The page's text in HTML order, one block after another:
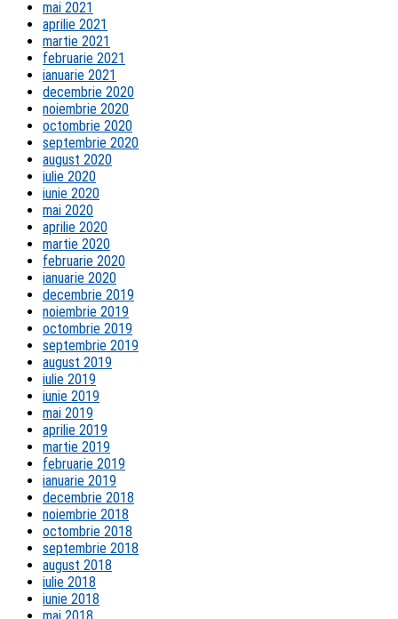
mai 2021
aprilie 2021
martie 2021
februarie 2021
ianuarie 2021
decembrie 2020
noiembrie 2020
octombrie 2020
septembrie 2020
august 2020
iulie 2020
iunie 2020
mai 2020
aprilie 2020
martie 2020
februarie 2020
ianuarie 2020
decembrie 2019
noiembrie 2019
octombrie 2019
septembrie 2019
august 2019
iulie 2019
iunie 2019
mai 2019
aprilie 2019
martie 2019
februarie 2019
ianuarie 2019
decembrie 2018
noiembrie 2018
octombrie 2018
septembrie 2018
august 2018
iulie 2018
iunie 2018